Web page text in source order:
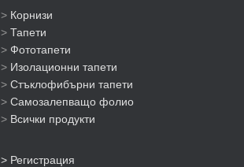
> Корнизи
> Тапети
> Фототапети
> Изолационни тапети
> Стъклофибърни тапети
> Самозалепващо фолио
> Всички продукти
> Регистрация